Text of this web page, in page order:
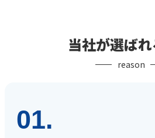
当社が選ば
reason
01.